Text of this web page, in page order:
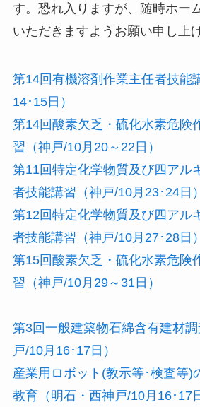
す。恐れ入りますが、随時ホー
いただきますようお願い申し上
第14回有機溶剤作業主任者技能
14･15日）
第14回酸素欠乏・硫化水素危険
習（神戸/10月20～22日）
第11回特定化学物質及び四アル
者技能講習（神戸/10月23･24日）
第12回特定化学物質及び四アル
者技能講習（神戸/10月27･28日）
第15回酸素欠乏・硫化水素危険
習（神戸/10月29～31日）
第3回一般建築物石綿含有建材
戸/10月16･17日）
産業用ロボット(教示等･検査等)
教育（明石・西神戸/10月16･17